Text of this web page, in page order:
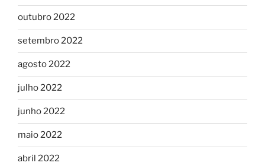
outubro 2022
setembro 2022
agosto 2022
julho 2022
junho 2022
maio 2022
abril 2022